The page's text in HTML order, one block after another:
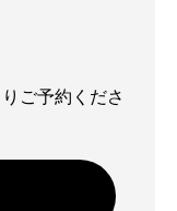
ご予約くださ